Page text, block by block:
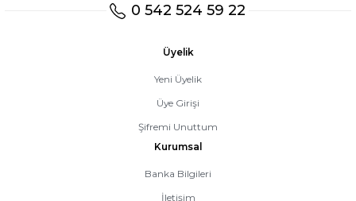
0 542 524 59 22
Üyelik
Yeni Üyelik
Üye Girişi
Şifremi Unuttum
Kurumsal
Banka Bilgileri
İletişim